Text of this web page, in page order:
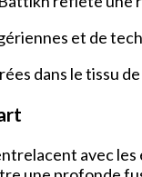
et de
dans le tissu
avec